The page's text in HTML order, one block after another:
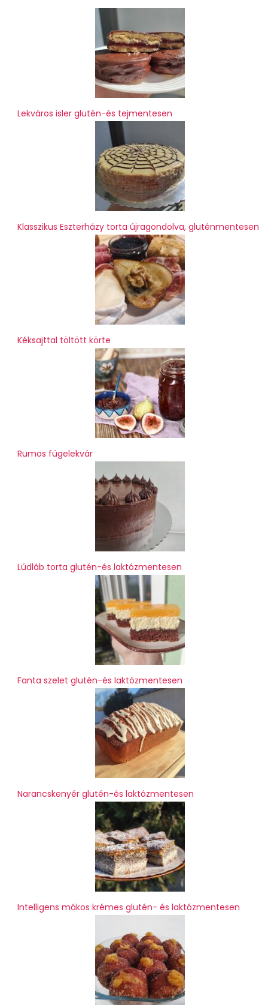
Lekváros isler glutén-és tejmentesen
Klasszikus Eszterházy torta újragondolva, gluténmentesen
Kéksajttal töltött körte
Rumos fügelekvár
Lúdláb torta glutén-és laktózmentesen
Fanta szelet glutén-és laktózmentesen
Narancskenyér glutén-és laktózmentesen
Intelligens mákos krémes glutén- és laktózmentesen